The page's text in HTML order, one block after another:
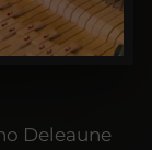
Deleaune